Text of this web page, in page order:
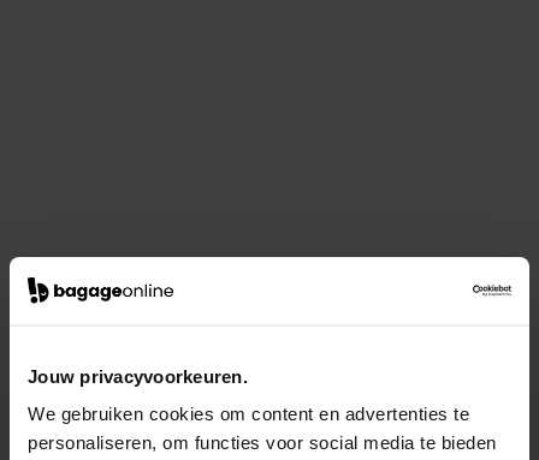
Jouw privacyvoorkeuren.
We gebruiken cookies om content en advertenties te
personaliseren, om functies voor social media te bieden